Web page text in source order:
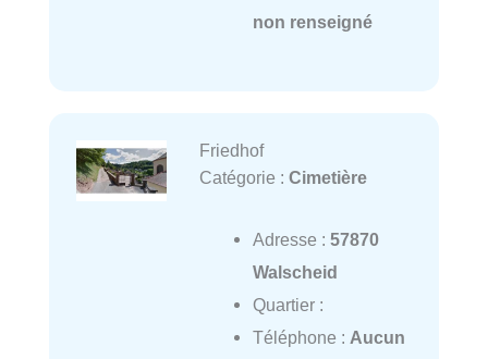
non renseigné
Friedhof
Catégorie : Cimetière
Adresse : 57870
Walscheid
Quartier :
Téléphone : Aucun